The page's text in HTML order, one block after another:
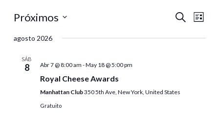
de
y
Buscar
de
Lista
Próximos
fecha.
agosto 2026
SÁB
8 Abr 7 @ 8:00 am -May 18 @ 5:00 pm
Royal Cheese Awards
Manhattan Club350 5th Ave, New York, United States
Gratuito